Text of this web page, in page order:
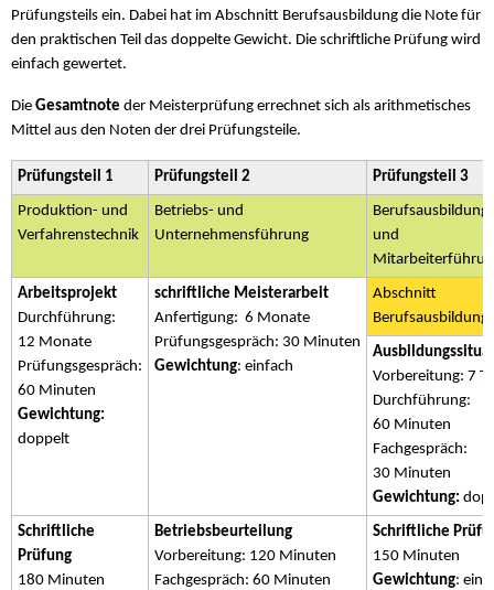
Prüfungsteils ein. Dabei hat im Abschnitt Berufsausbildung die Note für
den praktischen Teil das doppelte Gewicht. Die schriftliche Prüfung wird
einfach gewertet.
Die Gesamtnote der Meisterprüfung errechnet sich als arithmetisches
Mittel aus den Noten der drei Prüfungsteile.
Prüfungsteil 1 Prüfungsteil 2 Prüfungsteil 3
Produktion- und
Verfahrenstechnik
Betriebs- und
Unternehmensführung
Berufsausbildung
und
Arbeitsprojekt
Durchführung:
12 Monate
Prüfungsgespräch:
60 Minuten
Gewichtung:
doppelt
schriftliche Meisterarbeit
Anfertigung: 6 Monate
Prüfungsgespräch: 30 Minuten
Gewichtung: einfach
Abschnitt
Berufsausbildung
Vorbereitung: 7
Durchführung:
60 Minuten
Fachgespräch:
30 Minuten
Gewichtung:
Schriftliche
Prüfung
180 Minuten
Betriebsbeurteilung
Vorbereitung: 120 Minuten
Fachgespräch: 60 Minuten
Schriftliche
150 Minuten
Gewichtung: